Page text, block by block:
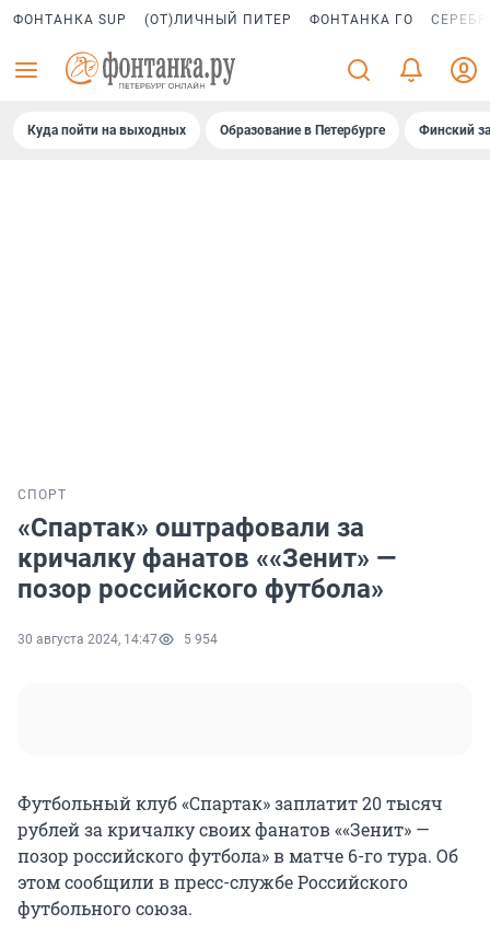
ФОНТАНКА SUP (ОТ)ЛИЧНЫЙ ПИТЕР ФОНТАНКА ГО
Куда пойти на выходных Образование в Петербурге Финский
СПОРТ
«Спартак» оштрафовали за
кричалку фанатов ««Зенит» —
позор российского футбола»
30 августа 2024, 14:47 5 954
Футбольный клуб «Спартак» заплатит 20 тысяч
рублей за кричалку своих фанатов ««Зенит» —
позор российского футбола» в матче 6-го тура. Об
этом сообщили в пресс-службе Российского
футбольного союза.